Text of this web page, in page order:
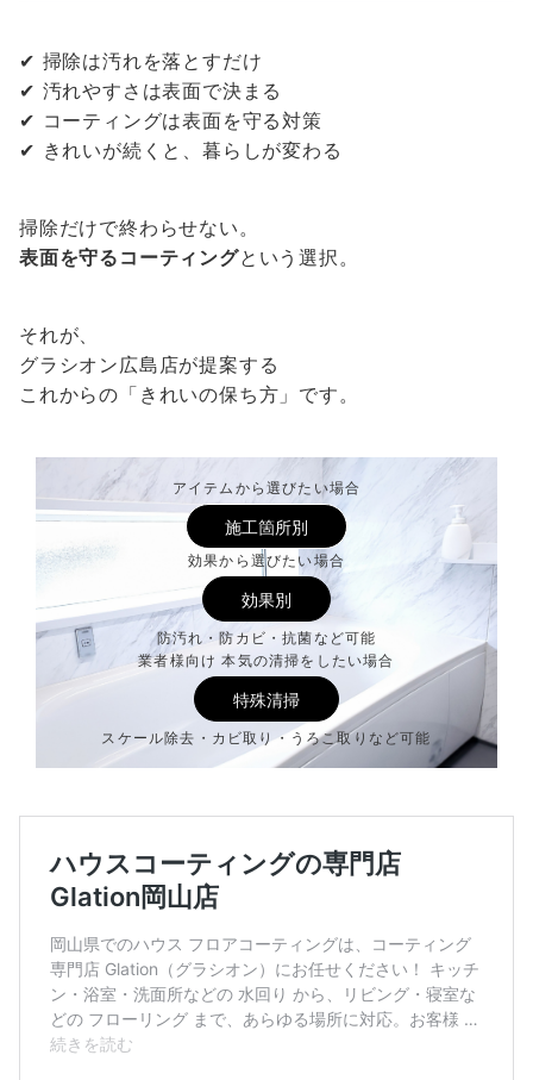
✔ 掃除は汚れを落とすだけ
✔ 汚れやすさは表面で決まる
✔ コーティングは表面を守る対策
✔ きれいが続くと、暮らしが変わる
掃除だけで終わらせない。
表面を守るコーティングという選択。
それが、
グラシオン広島店が提案する
これからの「きれいの保ち方」です。
アイテムから選びたい場合
施工箇所別
効果から選びたい場合
効果別
防汚れ・防カビ・抗菌など可能
業者様向け 本気の清掃をしたい場合
特殊清掃
スケール除去・カビ取り・うろこ取りなど可能